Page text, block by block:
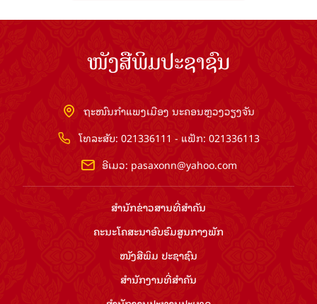
ໜັງສືພິມປະຊາຊົນ
ຖະໜົນກຳແພງເມືອງ ນະຄອນຫຼວງວຽງຈັນ
ໂທລະສັບ: 021336111 - ແຟັກ: 021336113
ອີເມວ: pasaxonn@yahoo.com
ສຳ​ນັກ​ຂ່າວ​ສານ​ທີ່​ສຳ​ຄັນ​
ຄະນະໂຄສະນາອົບຮົມ​ສູນ​ກາງ​ພັກ
ໜັງສືພິມ ປະ​ຊາ​ຊົນ
ສຳ​ນັກ​ງານ​ທີ່​ສຳ​ຄັນ